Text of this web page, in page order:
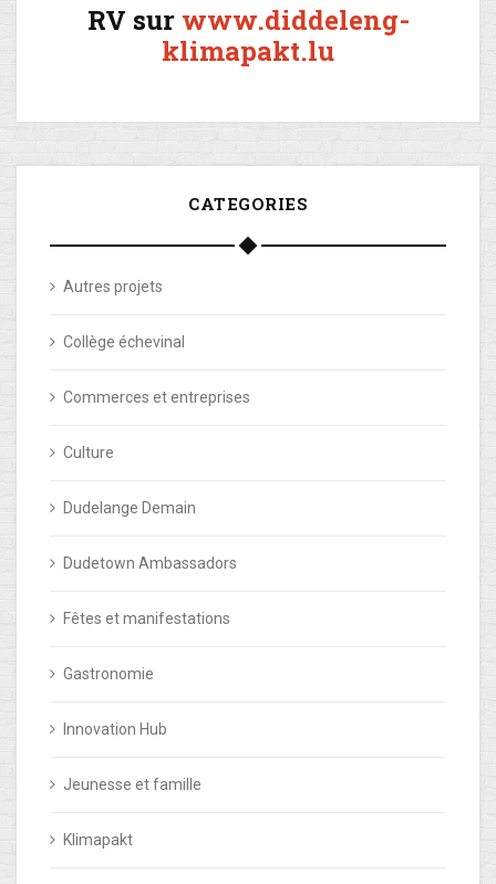
RV sur www.diddeleng-
klimapakt.lu
CATEGORIES
Autres projets
Collège échevinal
Commerces et entreprises
Culture
Dudelange Demain
Dudetown Ambassadors
Fêtes et manifestations
Gastronomie
Innovation Hub
Jeunesse et famille
Klimapakt